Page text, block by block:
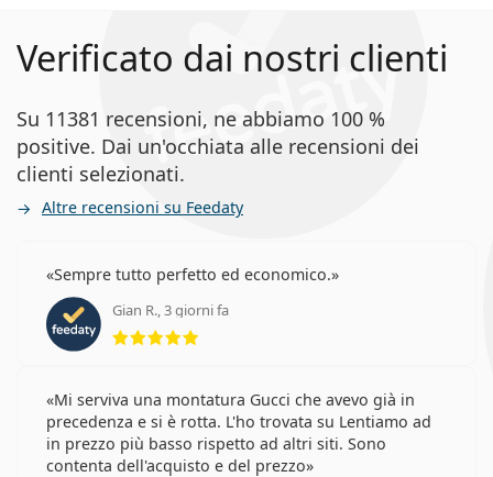
Verificato dai nostri clienti
Su 11381 recensioni, ne abbiamo 100 %
positive. Dai un'occhiata alle recensioni dei
clienti selezionati.
Altre recensioni su Feedaty
Sempre tutto perfetto ed economico.
Gian R., 3 giorni fa
Mi serviva una montatura Gucci che avevo già in
precedenza e si è rotta. L'ho trovata su Lentiamo ad
in prezzo più basso rispetto ad altri siti. Sono
contenta dell'acquisto e del prezzo